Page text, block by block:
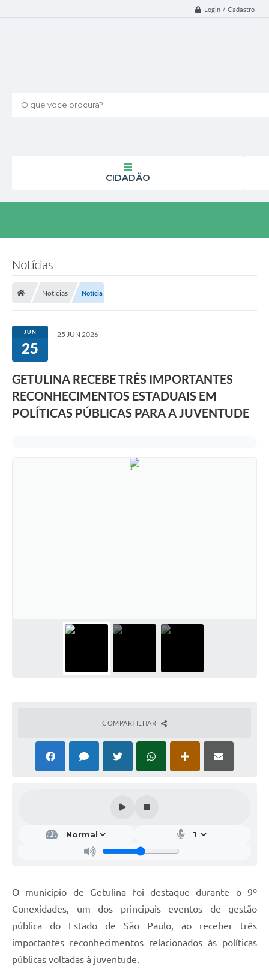
Login / Cadastro
O que voce procura?
CIDADÃO
Notícias
Notícias Notícia
JUN
25
25 JUN 2026
GETULINA RECEBE TRÊS IMPORTANTES
RECONHECIMENTOS ESTADUAIS EM
POLÍTICAS PÚBLICAS PARA A JUVENTUDE
COMPARTILHAR
O município de Getulina foi destaque durante o 9º
Conexidades, um dos principais eventos de gestão
pública do Estado de São Paulo, ao receber três
importantes reconhecimentos relacionados às políticas
públicas voltadas à juventude.